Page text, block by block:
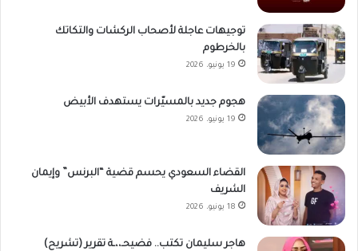
توجيهات عاجلة لأصحاب الركشات والتكاتك
بالخرطوم
19 يونيو، 2026
هجوم جديد بالمسيّرات يستهدف الأبيض
19 يونيو، 2026
القضاء السعودي يحسم قضية “البرنس” وإيمان
الشريف
18 يونيو، 2026
هاجر سليمان تكتب.. فضيحـ،،ـة تقرير (تشريح)